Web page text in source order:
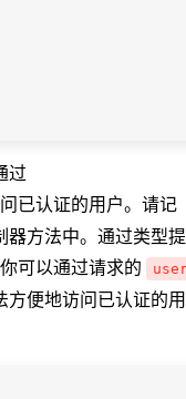
过
已认证的用户。请记
器方法中。通过类型
可以通过请求的
方便地访问已认证的用